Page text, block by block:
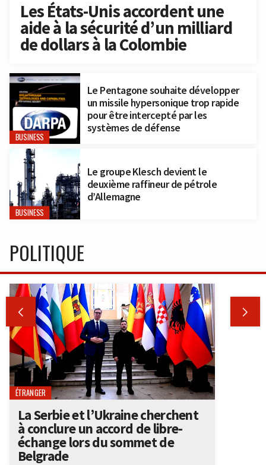
Les États-Unis accordent une
aide à la sécurité d’un milliard
de dollars à la Colombie
BUSINESS
Le Pentagone souhaite développer
un missile hypersonique trop rapide
pour être intercepté par les
systèmes de défense
BUSINESS
Le groupe Klesch devient le
deuxième raffineur de pétrole
d’Allemagne
POLITIQUE
 
ÉTRANGER
La Serbie et l’Ukraine cherchent
à conclure un accord de libre-
échange lors du sommet de
Belgrade